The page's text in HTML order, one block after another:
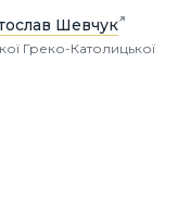
Шевчук
Греко-Католицької